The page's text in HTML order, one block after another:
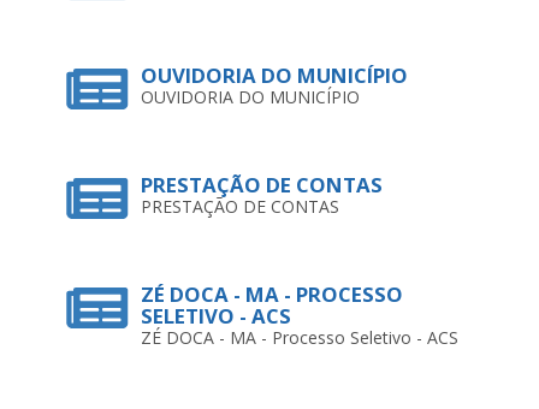
OUVIDORIA DO MUNICÍPIO
OUVIDORIA DO MUNICÍPIO
PRESTAÇÃO DE CONTAS
PRESTAÇÃO DE CONTAS
ZÉ DOCA - MA - PROCESSO
SELETIVO - ACS
ZÉ DOCA - MA - Processo Seletivo - ACS